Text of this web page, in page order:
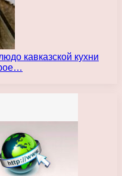
кавказской кухни